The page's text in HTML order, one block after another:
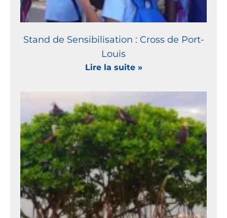
Stand de Sensibilisation : Cross de Port-
Louis
Lire la suite »